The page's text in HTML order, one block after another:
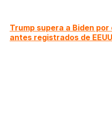
Trump supera a Biden
antes registrados de EEUU